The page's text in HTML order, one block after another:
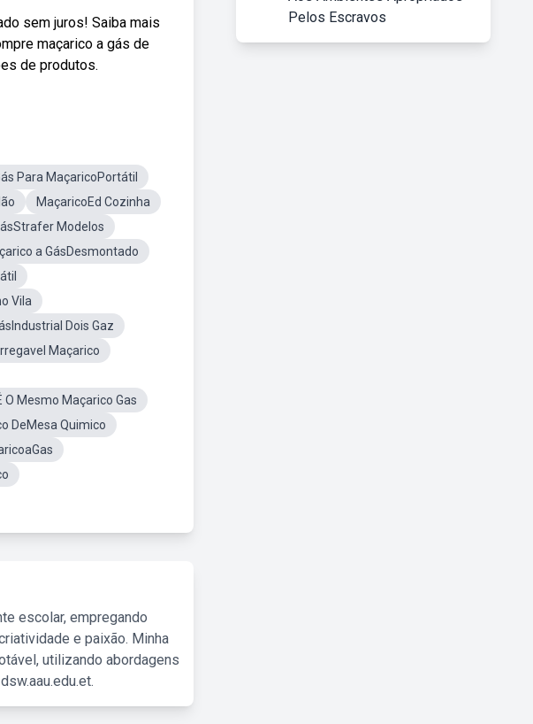
sem juros! Saiba mais
maçarico a gás de
de produtos.
Para MaçaricoPortátil
MaçaricoEd Cozinha
Modelos
a GásDesmontado
Vila
Dois Gaz
Maçarico
O Mesmo Maçarico Gas
DeMesa Quimico
escolar, empregando
e paixão. Minha
utilizando abordagens
Pelos Escravos